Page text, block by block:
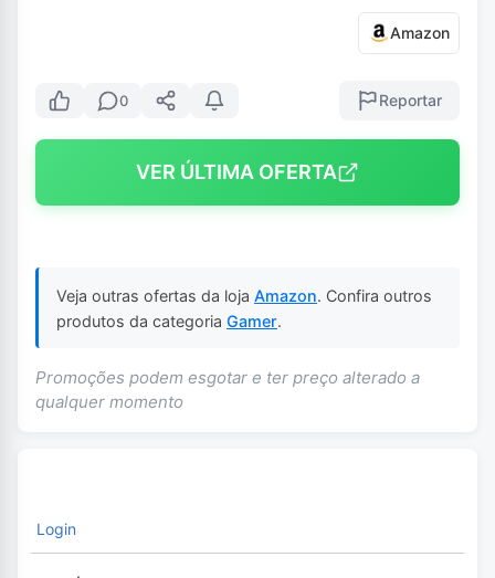
Amazon
0 Reportar
VER ÚLTIMA OFERTA
Veja outras ofertas da loja Amazon. Confira outros
produtos da categoria Gamer.
Promoções podem esgotar e ter preço alterado a
qualquer momento
Login